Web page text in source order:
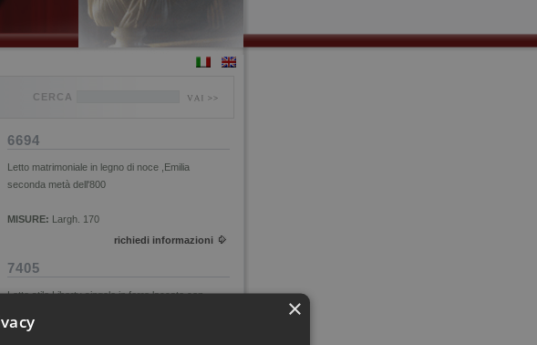
CERCA
6694
Letto matrimoniale in legno di noce ,Emilia
seconda metà dell'800
MISURE: Largh. 170
richiedi informazioni
7405
Letto stile Liberty singolo in ferro laccato con
×